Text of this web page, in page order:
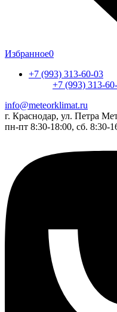
Избранное0
+7 (993) 313-60-03
+7 (993) 313-
info@meteorklimat.ru
г. Краснодар, ул. Петра
пн-пт 8:30-18:00, сб. 8:30-